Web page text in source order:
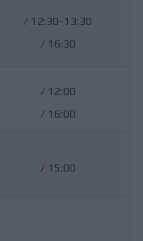
/ 12:30-13:30
/ 16:30
/ 12:00
/ 16:00
/ 15:00